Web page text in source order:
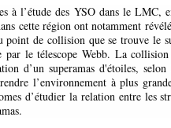
à l’étude des YSO dans le LMC,
cette région ont notamment
point de collision que se trouve le
le télescope Webb. La
d’un superamas d'étoiles,
l’environnement à plus
d’étudier la relation entre les